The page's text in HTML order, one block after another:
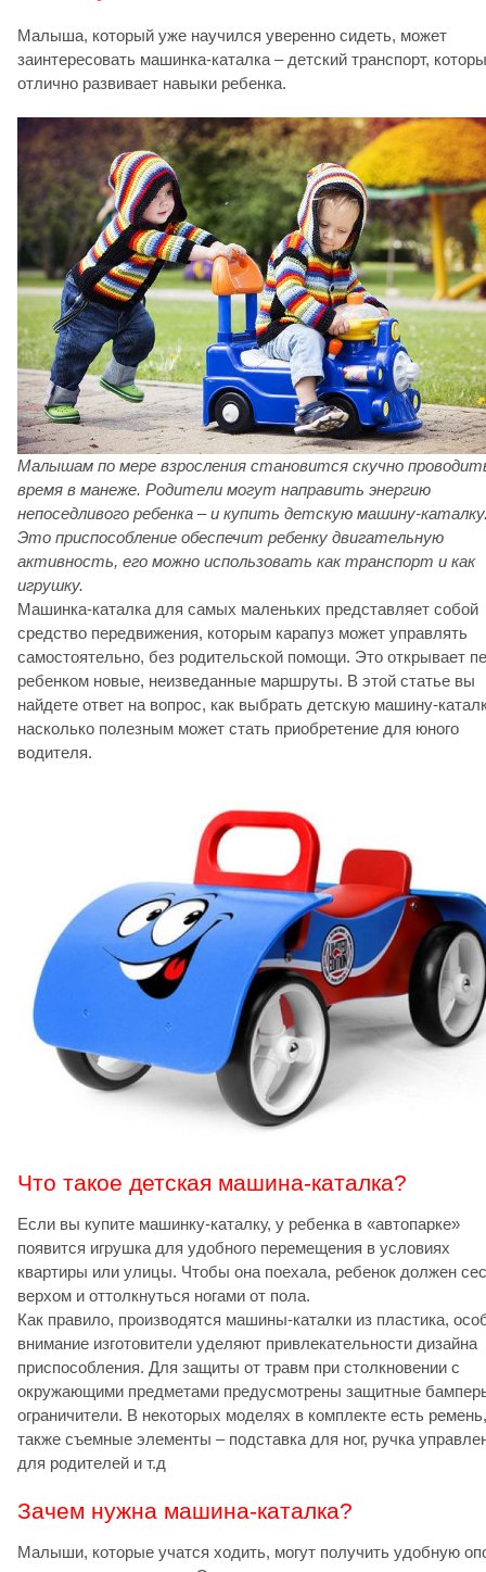
Малыша, который уже научился уверенно сидеть, может
заинтересовать машинка-каталка – детский транспорт,
отлично развивает навыки ребенка.
Малышам по мере взросления становится скучно
время в манеже. Родители могут направить энергию
непоседливого ребенка – и купить детскую машину-
Это приспособление обеспечит ребенку двигательную
активность, его можно использовать как транспорт и как
игрушку.
Машинка-каталка для самых маленьких представляет собой
средство передвижения, которым карапуз может управлять
самостоятельно, без родительской помощи. Это открывает
ребенком новые, неизведанные маршруты. В этой статье вы
найдете ответ на вопрос, как выбрать детскую машину-
насколько полезным может стать приобретение для юного
водителя.
Что такое детская машина-каталка?
Если вы купите машинку-каталку, у ребенка в «автопарке»
появится игрушка для удобного перемещения в условиях
квартиры или улицы. Чтобы она поехала, ребенок должен
верхом и оттолкнуться ногами от пола.
Как правило, производятся машины-каталки из пластика,
внимание изготовители уделяют привлекательности дизайна
приспособления. Для защиты от травм при столкновении с
окружающими предметами предусмотрены защитные
ограничители. В некоторых моделях в комплекте есть
также съемные элементы – подставка для ног, ручка
для родителей и т.д
Зачем нужна машина-каталка?
Малыши, которые учатся ходить, могут получить удобную